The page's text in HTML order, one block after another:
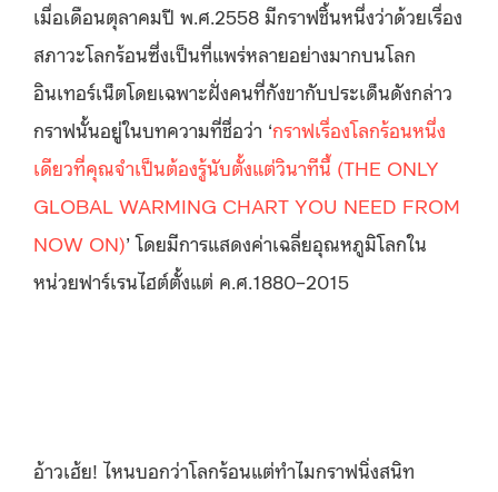
เมื่อเดือนตุลาคมปี พ.ศ.2558 มีกราฟชิ้นหนึ่งว่าด้วยเรื่อง
สภาวะโลกร้อนซึ่งเป็นที่แพร่หลายอย่างมากบนโลก
อินเทอร์เน็ตโดยเฉพาะฝั่งคนที่กังขากับประเด็นดังกล่าว
กราฟนั้นอยู่ในบทความที่ชื่อว่า ‘กราฟเรื่องโลกร้อนหนึ่ง
เดียวที่คุณจำเป็นต้องรู้นับตั้งแต่วินาทีนี้ (THE ONLY
GLOBAL WARMING CHART YOU NEED FROM
NOW ON)’ โดยมีการแสดงค่าเฉลี่ยอุณหภูมิโลกใน
หน่วยฟาร์เรนไฮต์ตั้งแต่ ค.ศ.1880–2015
อ้าวเฮ้ย! ไหนบอกว่าโลกร้อนแต่ทำไมกราฟนิ่งสนิท